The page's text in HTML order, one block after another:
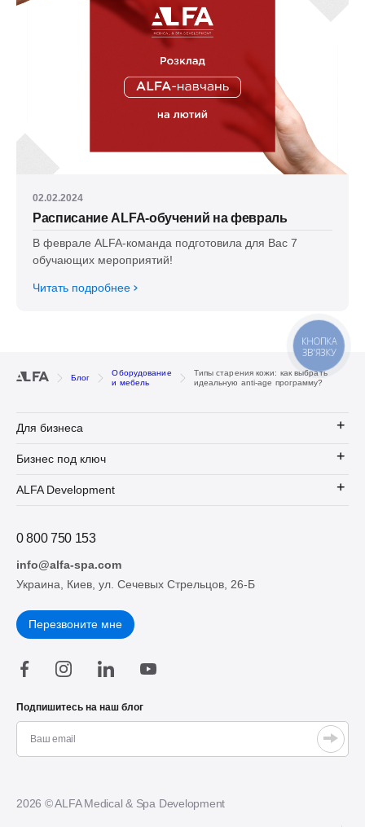
02.02.2024
Расписание ALFA-обучений на февраль
В феврале ALFA-команда подготовила для Вас 7
обучающих мероприятий!
Читать подробнее
Блог
Оборудование
и мебель
Типы старения кожи: как выбрать
идеальную anti-age программу?
Для бизнеса
Бизнес под ключ
ALFA Development
0 800 750 153
info@alfa-spa.com
Украина, Киев, ул. Сечевых Стрельцов, 26-Б
Перезвоните мне
Подпишитесь на наш блог
2026 © ALFA Medical & Spa Development
КНОПКА
ЗВ'ЯЗКУ